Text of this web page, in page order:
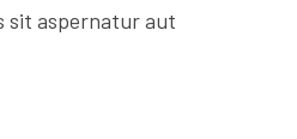
sit aspernatur aut